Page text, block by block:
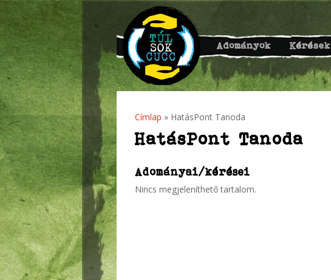
Adományok Kérések
Jelenlegi hely
Címlap » HatásPont Tanoda
HatásPont Tanoda
Adományai/kérései
Nincs megjeleníthető tartalom.